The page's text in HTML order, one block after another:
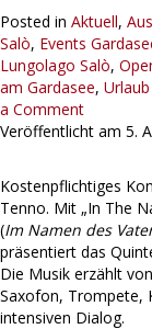
Posted in Aktuell,
Salò, Events
Lungolago Salò,
am Gardasee,
a Comment
Veröffentlicht am 5.
Kostenpflichtiges
Tenno. Mit „In The
(Im Namen des
präsentiert das
Die Musik erzählt
Saxofon, Trompete,
intensiven Dialog.